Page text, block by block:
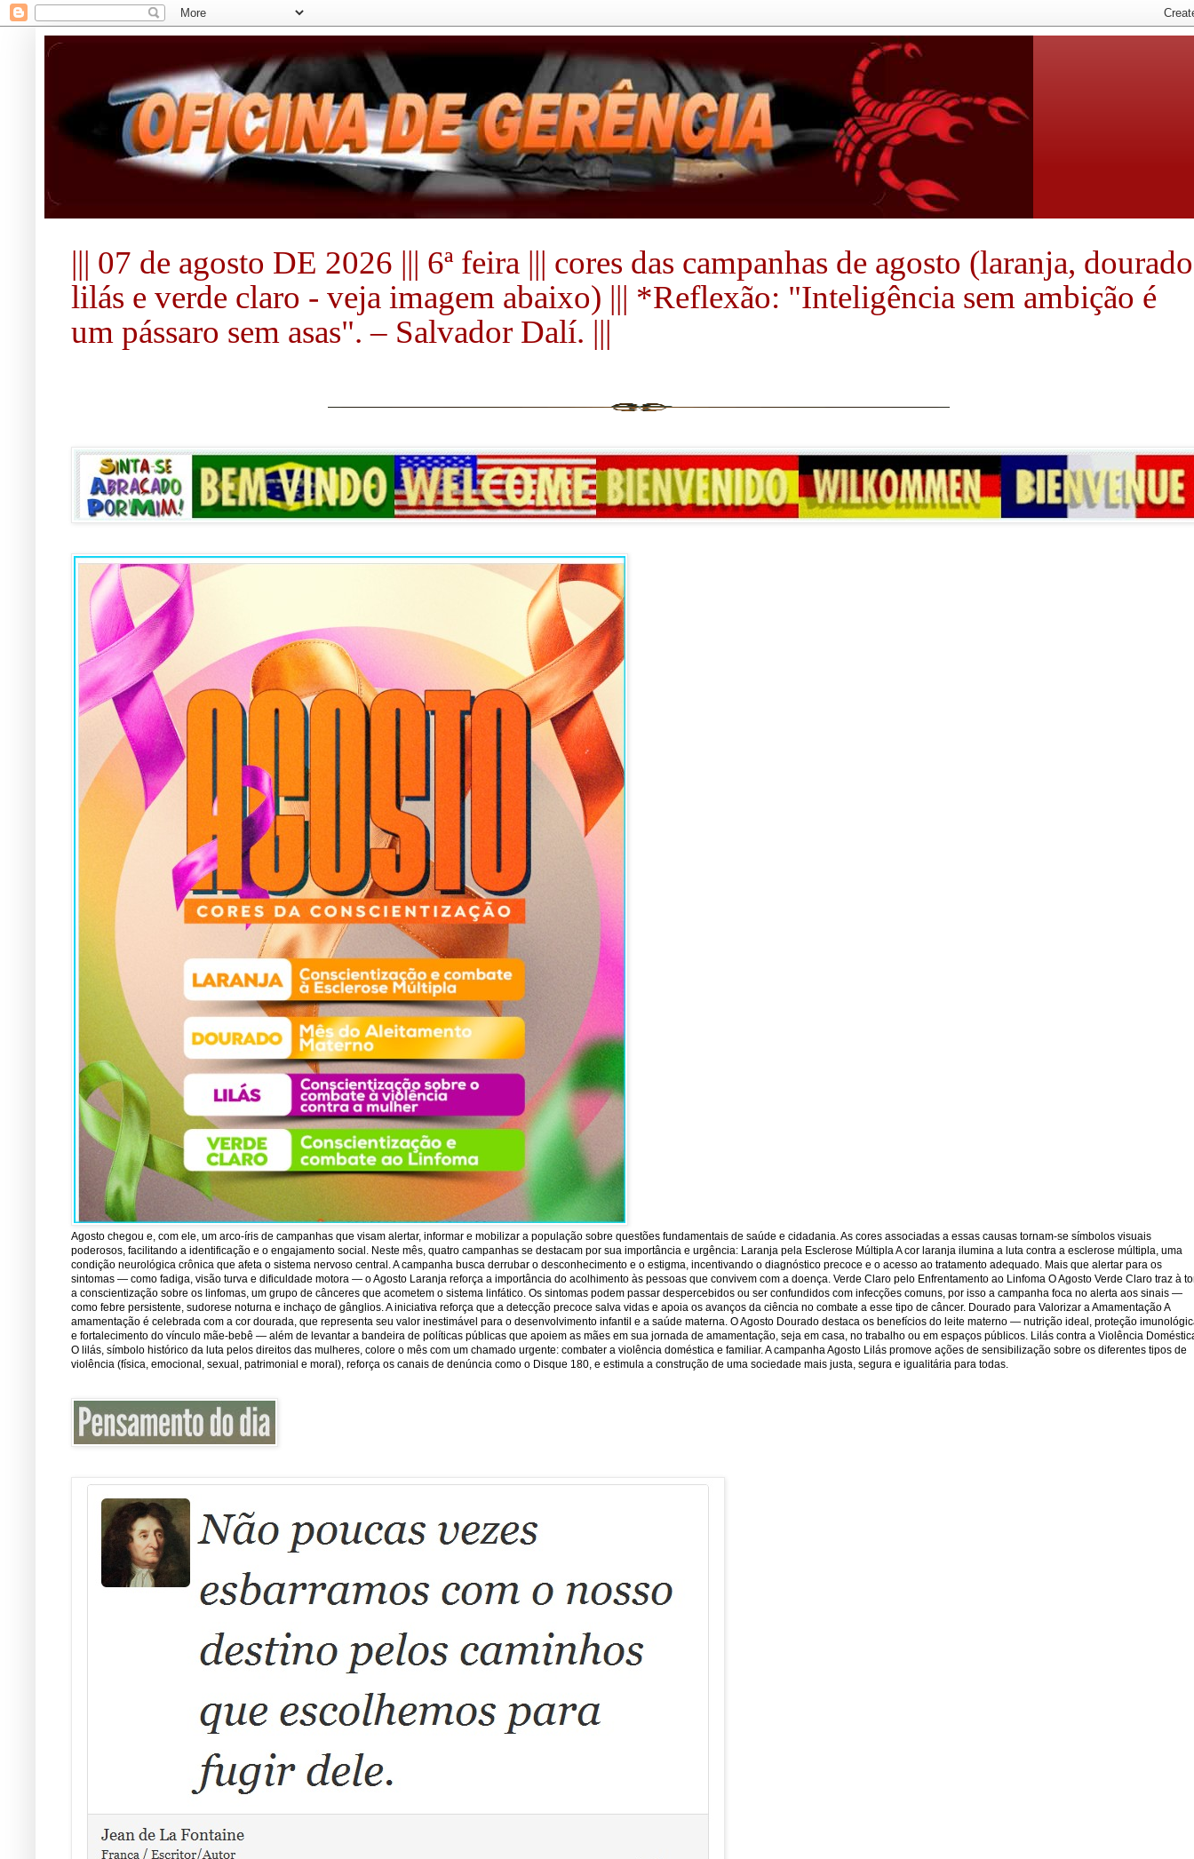
||| 07 de agosto DE 2026 ||| 6ª feira ||| cores das campanhas de agosto (laranja,
lilás e verde claro - veja imagem abaixo) ||| *Reflexão: "Inteligência sem ambição é
um pássaro sem asas". – Salvador Dalí. |||
Agosto chegou e, com ele, um arco-íris de campanhas que visam alertar, informar e mobilizar a população sobre questões fundamentais de saúde e cidadania. As cores associadas a essas causas tornam-se símbolos visuais
poderosos, facilitando a identificação e o engajamento social. Neste mês, quatro campanhas se destacam por sua importância e urgência: Laranja pela Esclerose Múltipla A cor laranja ilumina a luta contra a esclerose múltipla, uma
condição neurológica crônica que afeta o sistema nervoso central. A campanha busca derrubar o desconhecimento e o estigma, incentivando o diagnóstico precoce e o acesso ao tratamento adequado. Mais que alertar para os
sintomas — como fadiga, visão turva e dificuldade motora — o Agosto Laranja reforça a importância do acolhimento às pessoas que convivem com a doença. Verde Claro pelo Enfrentamento ao Linfoma O Agosto Verde Claro traz à
a conscientização sobre os linfomas, um grupo de cânceres que acometem o sistema linfático. Os sintomas podem passar despercebidos ou ser confundidos com infecções comuns, por isso a campanha foca no alerta aos sinais —
como febre persistente, sudorese noturna e inchaço de gânglios. A iniciativa reforça que a detecção precoce salva vidas e apoia os avanços da ciência no combate a esse tipo de câncer. Dourado para Valorizar a Amamentação A
amamentação é celebrada com a cor dourada, que representa seu valor inestimável para o desenvolvimento infantil e a saúde materna. O Agosto Dourado destaca os benefícios do leite materno — nutrição ideal, proteção
e fortalecimento do vínculo mãe-bebê — além de levantar a bandeira de políticas públicas que apoiem as mães em sua jornada de amamentação, seja em casa, no trabalho ou em espaços públicos. Lilás contra a Violência
O lilás, símbolo histórico da luta pelos direitos das mulheres, colore o mês com um chamado urgente: combater a violência doméstica e familiar. A campanha Agosto Lilás promove ações de sensibilização sobre os diferentes tipos de
violência (física, emocional, sexual, patrimonial e moral), reforça os canais de denúncia como o Disque 180, e estimula a construção de uma sociedade mais justa, segura e igualitária para todas.